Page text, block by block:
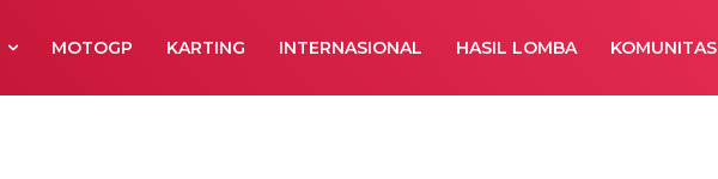
MOTOGP KARTING INTERNASIONAL HASIL LOMBA KOMUNITAS